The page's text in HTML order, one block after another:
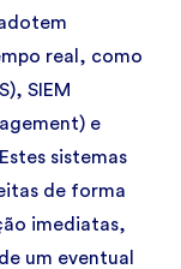
real, como
SIEM
e
sistemas
de forma
imediatas,
um eventual